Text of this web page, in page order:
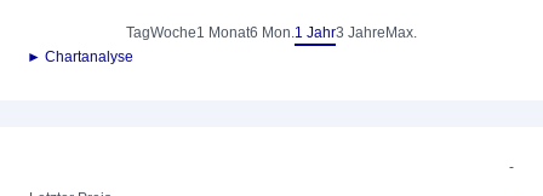
TagWoche1 Monat6 Mon.1 Jahr3 Jahre Max.
► Chartanalyse
-